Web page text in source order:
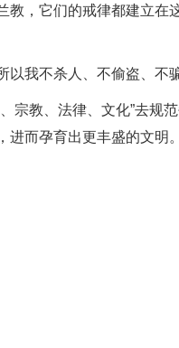
，它们的戒律都建立在
我不杀人、不偷盗、不
宗教、法律、文化”去规
而孕育出更丰盛的文明。